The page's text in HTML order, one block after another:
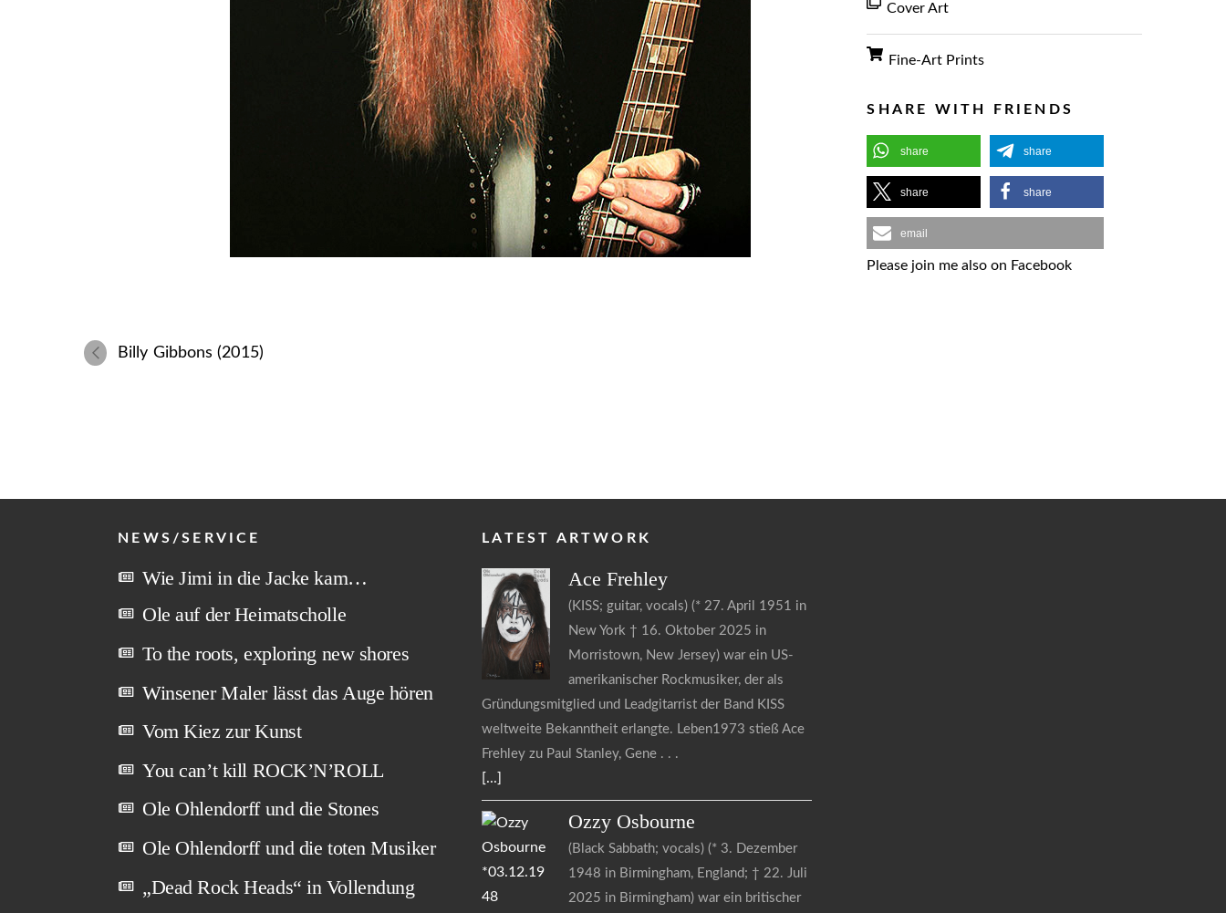
Billy Gibbons (2015)
Cover Art
Fine-Art Prints
SHARE WITH FRIENDS
share share
share share
email
Please join me also on Facebook
NEWS/SERVICE
Wie Jimi in die Jacke kam…
Ole auf der Heimatscholle
To the roots, exploring new shores
Winsener Maler lässt das Auge hören
Vom Kiez zur Kunst
You can’t kill ROCK’N’ROLL
Ole Ohlendorff und die Stones
Ole Ohlendorff und die toten Musiker
„Dead Rock Heads“ in Vollendung
LATEST ARTWORK
AceFrehley
(KISS; guitar, vocals) (* 27. April 1951 in
New York † 16. Oktober 2025 in
Morristown, New Jersey) war ein US-
amerikanischer Rockmusiker, der als
Gründungsmitglied und Leadgitarrist der Band KISS
weltweite Bekanntheit erlangte. Leben1973 stieß Ace
Frehley zu Paul Stanley, Gene
[...]
Ozzy Osbourne
(Black Sabbath; vocals) (* 3. Dezember
1948 in Birmingham, England; † 22. Juli
2025 in Birmingham) war ein britischer